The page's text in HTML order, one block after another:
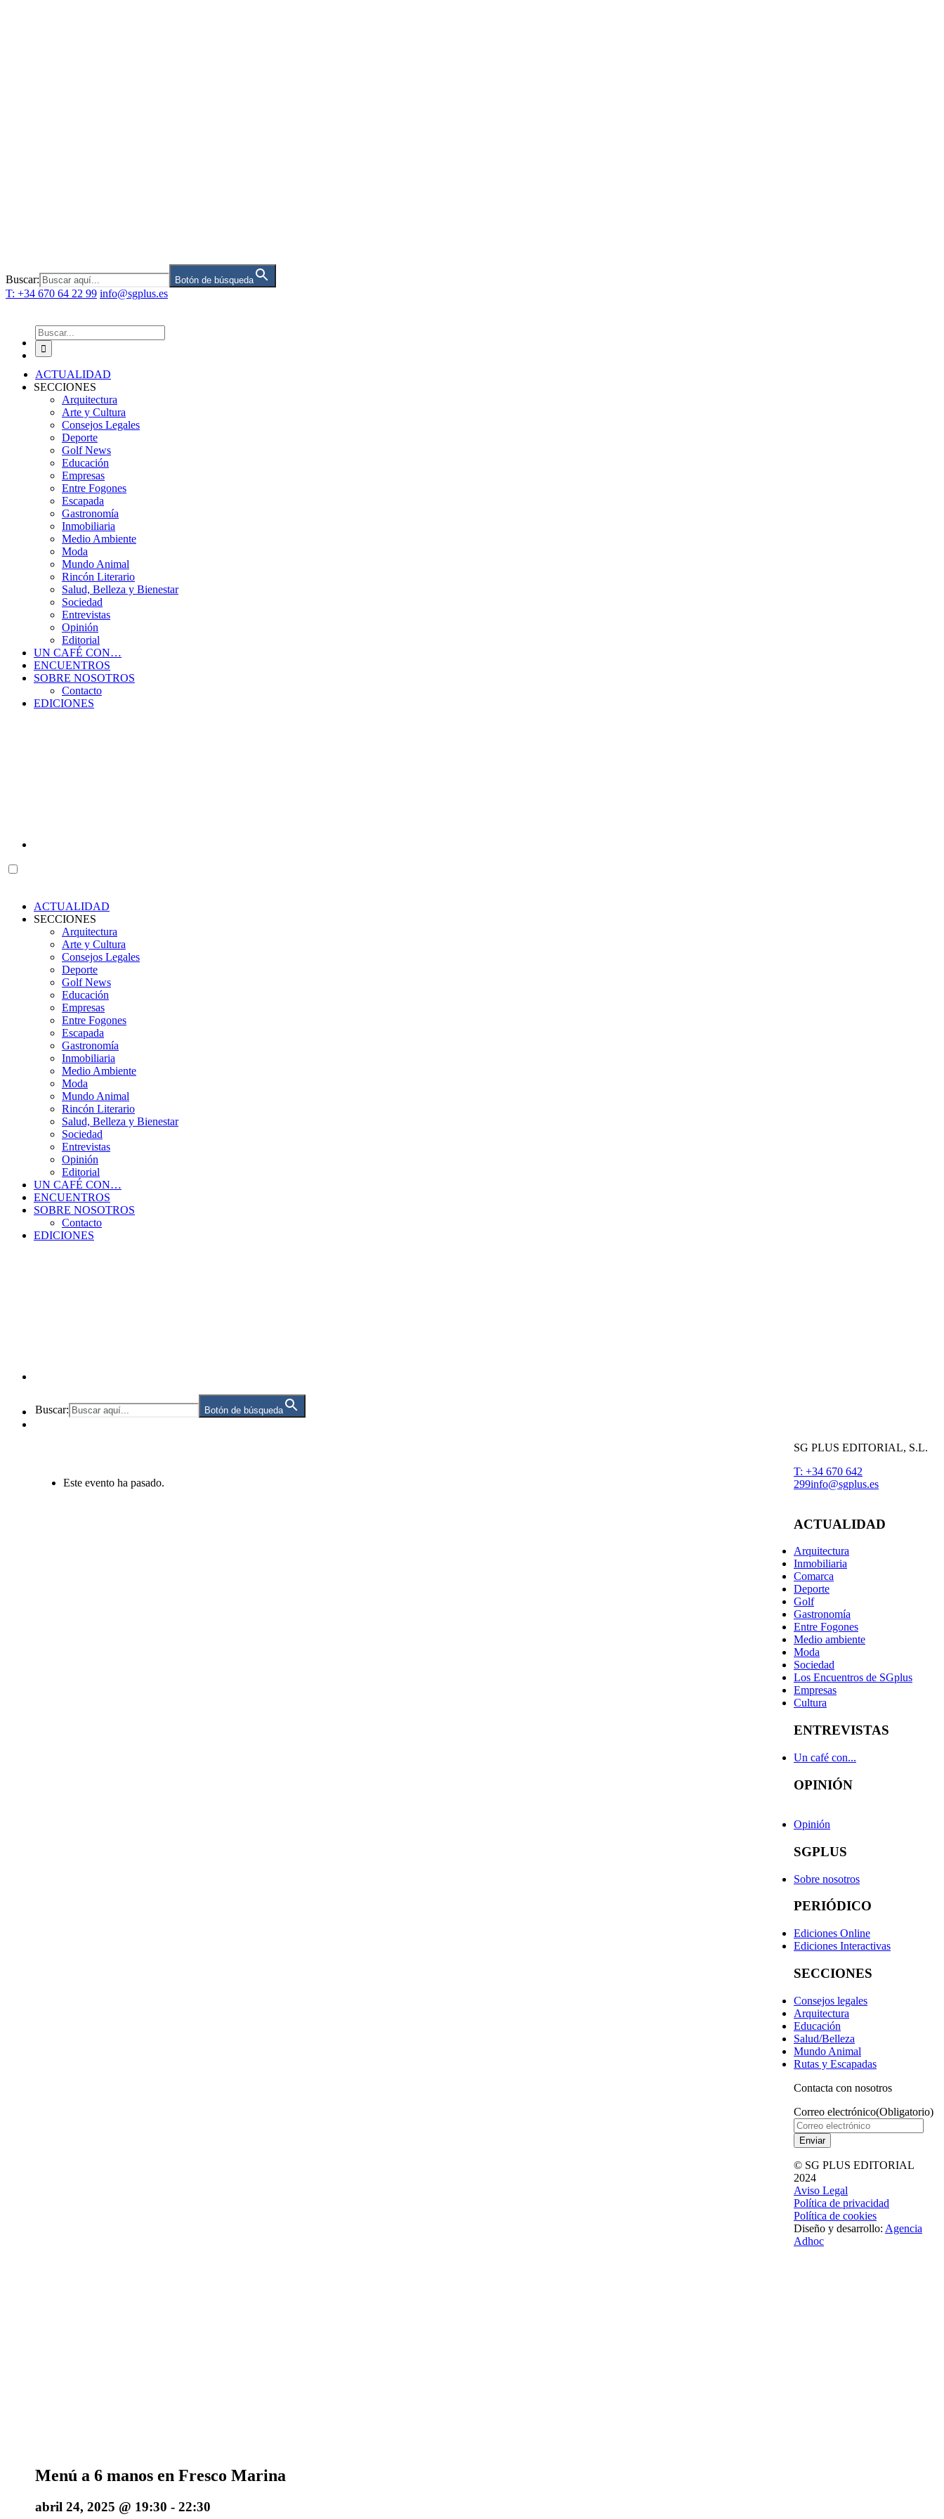
Buscar: Botón de búsqueda
T: +34 670 64 22 99 info@sgplus.es
Buscar:
ACTUALIDAD
SECCIONES
Arquitectura
Arte y Cultura
Consejos Legales
Deporte
Golf News
Educación
Empresas
Entre Fogones
Escapada
Gastronomía
Inmobiliaria
Medio Ambiente
Moda
Mundo Animal
Rincón Literario
Salud, Belleza y Bienestar
Sociedad
Entrevistas
Opinión
Editorial
UN CAFÉ CON…
ENCUENTROS
SOBRE NOSOTROS
Contacto
EDICIONES
ACTUALIDAD
SECCIONES
Arquitectura
Arte y Cultura
Consejos Legales
Deporte
Golf News
Educación
Empresas
Entre Fogones
Escapada
Gastronomía
Inmobiliaria
Medio Ambiente
Moda
Mundo Animal
Rincón Literario
Salud, Belleza y Bienestar
Sociedad
Entrevistas
Opinión
Editorial
UN CAFÉ CON…
ENCUENTROS
SOBRE NOSOTROS
Contacto
EDICIONES
Buscar: Botón de búsqueda
Este evento ha pasado.
Menú a 6 manos en Fresco Marina
abril 24, 2025 @ 19:30 - 22:30
SG PLUS EDITORIAL, S.L.
T: +34 670 642
299info@sgplus.es
ACTUALIDAD
Arquitectura
Inmobiliaria
Comarca
Deporte
Golf
Gastronomía
Entre Fogones
Medio ambiente
Moda
Sociedad
Los Encuentros de SGplus
Empresas
Cultura
ENTREVISTAS
Un café con...
OPINIÓN
Opinión
SGPLUS
Sobre nosotros
PERIÓDICO
Ediciones Online
Ediciones Interactivas
SECCIONES
Consejos legales
Arquitectura
Educación
Salud/Belleza
Mundo Animal
Rutas y Escapadas
Contacta con nosotros
Correo electrónico(Obligatorio)
© SG PLUS EDITORIAL
2024
Aviso Legal
Política de privacidad
Política de cookies
Diseño y desarrollo: Agencia
Adhoc